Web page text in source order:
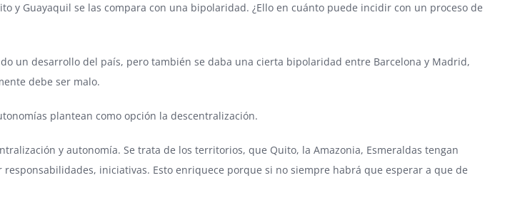
y Guayaquil se las compara con una bipolaridad. ¿Ello en cuánto puede incidir con un proceso de
un desarrollo del país, pero también se daba una cierta bipolaridad entre Barcelona y Madrid,
debe ser malo.
plantean como opción la descentralización.
y autonomía. Se trata de los territorios, que Quito, la Amazonia, Esmeraldas tengan
iniciativas. Esto enriquece porque si no siempre habrá que esperar a que de